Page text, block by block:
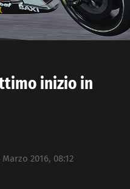
inizio in
Marzo 2016, 08:12